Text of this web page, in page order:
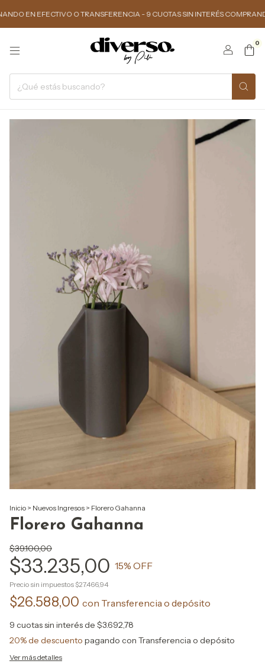
EFECTIVO O TRANSFERENCIA - 9 CUOTAS SIN INTERÉS COMPRANDO
0
Inicio > Nuevos Ingresos > Florero Gahanna
Florero Gahanna
$39.100,00
$33.235,00 15% OFF
Precio sin impuestos $27.466,94
$26.588,00 con Transferencia o depósito
9 cuotas sin interés de $3.692,78
20% de descuento pagando con Transferencia o depósito
Ver más detalles